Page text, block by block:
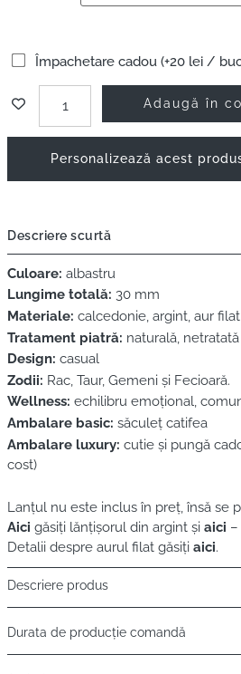
Împachetare cadou (+20 lei /
Adaugă în
Personalizează acest
Descriere scurtă
Culoare: albastru
Lungime totală: 30 mm
Materiale: calcedonie, argint, aur
Tratament piatră: naturală, netratată
Design: casual
Zodii: Rac, Taur, Gemeni și Fecioară.
Wellness: echilibru emoțional,
Ambalare basic: săculeț catifea
Ambalare luxury: cutie și pungă
cost)
Lanțul nu este inclus în preț, însă se
Aici găsiți lănțișorul din argint și aici
Detalii despre aurul filat găsiți aici.
Descriere produs
Durata de producție comandă